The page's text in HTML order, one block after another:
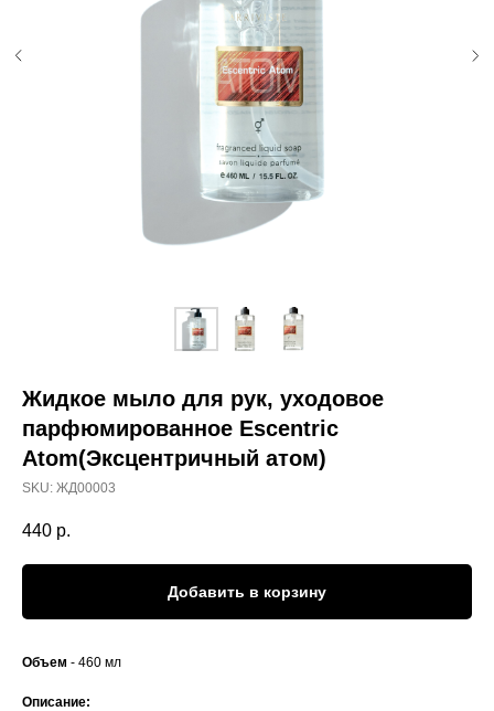
Жидкое мыло для рук, уходовое
парфюмированное Escentric
Atom(Эксцентричный атом)
SKU: ЖД00003
440 р.
Добавить в корзину
Объем - 460 мл
Описание: